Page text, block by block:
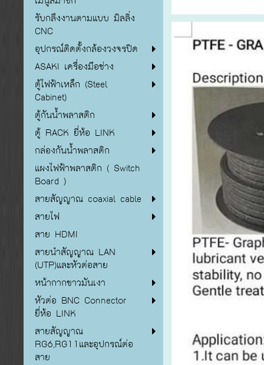
รับกลึงงานตามแบบ มิลลิ่ง
CNC
อุปกรณ์ติดตั้งกล้องวงจรปิด
ASAKI เครื่องมือช่าง
ตู้ไฟฟ้าเหล็ก (Steel
Cabinet)
ตู้กันน้ำพลาสติก
ตู้ RACK ยี่ห้อ LINK
กล่องกันน้ำพลาสติก
แผงไฟฟ้าพลาสติก ( Switch
Board )
สายสัญญาณ coaxial cable
สายไฟ
สาย HDMI
สายนำสัญญาณ LAN
(UTP)และหัวต่อสาย
หน้ากากขาวมันเงา
หัวต่อ BNC Connector
ยี่ห้อ LINK
สายสัญญาณ
RG6,RG11และอุปกรณ์ต่อ
สาย